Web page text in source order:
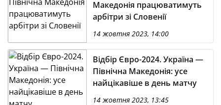
Македонія працюватимуть
арбітри зі Словенії
14 жовтня 2023, 14:00
Відбір Євро-2024. Україна —
Північна Македонія: усе
найцікавіше в день матчу
14 жовтня 2023, 13:45